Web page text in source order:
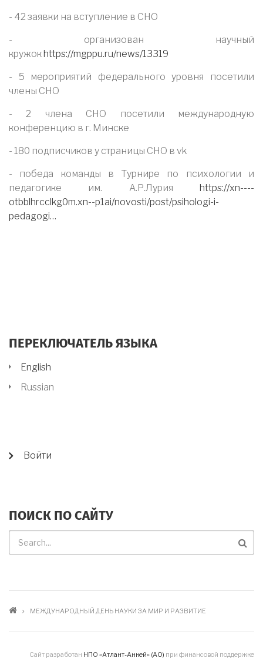
- 42 заявки на вступление в СНО
- организован научный
кружокhttps://mgppu.ru/news/13319
- 5 мероприятий федерального уровня посетили
члены СНО
- 2 члена СНО посетили международную
конференцию в г. Минске
- 180 подписчиков у страницы СНО в vk
- победа команды в Турнире по психологии и
педагогике им. А.Р.Лурия https://xn----
otbblhrcclkg0m.xn--p1ai/novosti/post/psihologi-i-
pedagogi…
ПЕРЕКЛЮЧАТЕЛЬ ЯЗЫКА
English
Russian
USER
Войти
ПОИСК ПО САЙТУ
по
СТРОКА
МЕЖДУНАРОДНЫЙ ДЕНЬ НАУКИ ЗА МИР И РАЗВИТИЕ
Сайт разработан НПО «Атлант-Анкей» (АО) при финансовой поддержке